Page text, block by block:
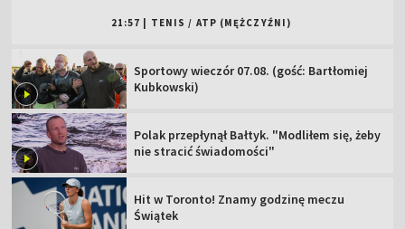
21:57 TENIS / ATP (MĘŻCZYŹNI)
Sportowy wieczór 07.08. (gość: Bartłomiej
Kubkowski)
Polak przepłynął Bałtyk. "Modliłem się, żeby
nie stracić świadomości"
Hit w Toronto! Znamy godzinę meczu
Świątek